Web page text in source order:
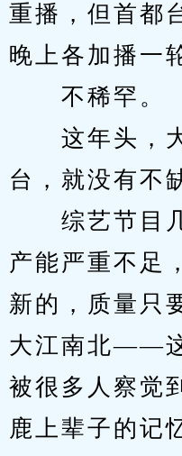
重播，但首都
晚上各加播一
不稀罕。
这年头，大
台，就没有不
综艺节目几
产能严重不足
新的，质量只
大江南北——
被很多人察觉
鹿上辈子的记